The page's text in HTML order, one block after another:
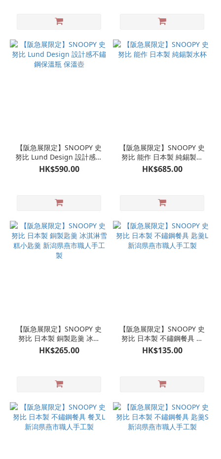
【阪急展限定】SNOOPY 史
努比 Lund Design 設計感不
鏽鋼保溫瓶 保溫壺
HK$590.00
【阪急展限定】SNOOPY 史
努比 能作 日本製 純錫製水
杯
HK$685.00
【阪急展限定】SNOOPY 史
努比 日本製 銅製匙羹 冰淇
淋雪糕小匙羹 新潟県燕市職
人手工製
HK$265.00
【阪急展限定】SNOOPY 史
努比 日本製 不鏽鋼餐具 匙
羹L 新潟県燕市職人手工製
HK$135.00